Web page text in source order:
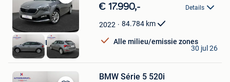
Bewaren
in
Mijn
Favorieten
€ 17.990,- Details
2022 84.784 km
Alle milieu/emissie zones
AUTOKRUISPUNT
Tielt
30 jul 26
BMW Série 5 520i